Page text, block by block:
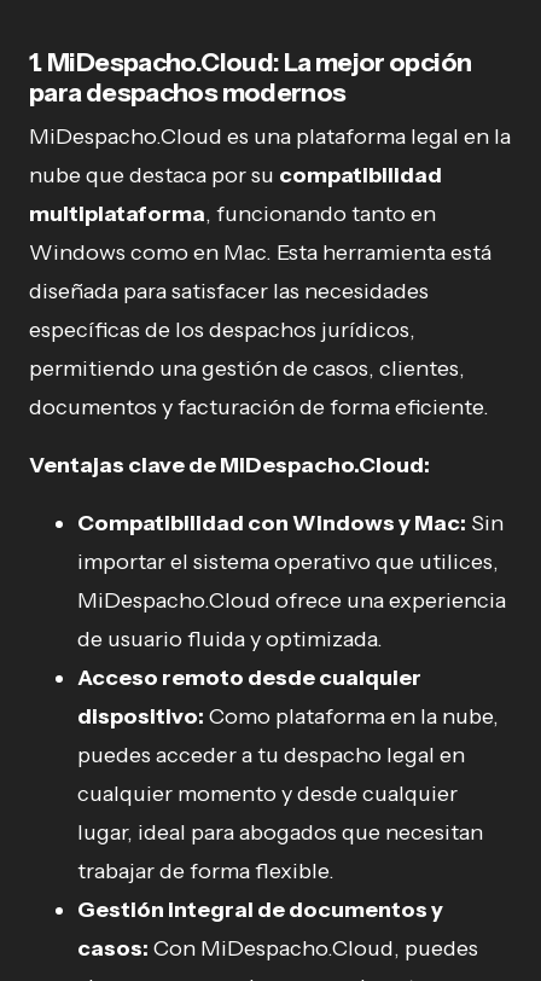
1. MiDespacho.Cloud: La mejor opción
para despachos modernos
MiDespacho.Cloud es una plataforma legal en la
nube que destaca por su compatibilidad
multiplataforma, funcionando tanto en
Windows como en Mac. Esta herramienta está
diseñada para satisfacer las necesidades
específicas de los despachos jurídicos,
permitiendo una gestión de casos, clientes,
documentos y facturación de forma eficiente.
Ventajas clave de MiDespacho.Cloud:
Compatibilidad con Windows y Mac: Sin
importar el sistema operativo que utilices,
MiDespacho.Cloud ofrece una experiencia
de usuario fluida y optimizada.
Acceso remoto desde cualquier
dispositivo: Como plataforma en la nube,
puedes acceder a tu despacho legal en
cualquier momento y desde cualquier
lugar, ideal para abogados que necesitan
trabajar de forma flexible.
Gestión integral de documentos y
casos: Con MiDespacho.Cloud, puedes